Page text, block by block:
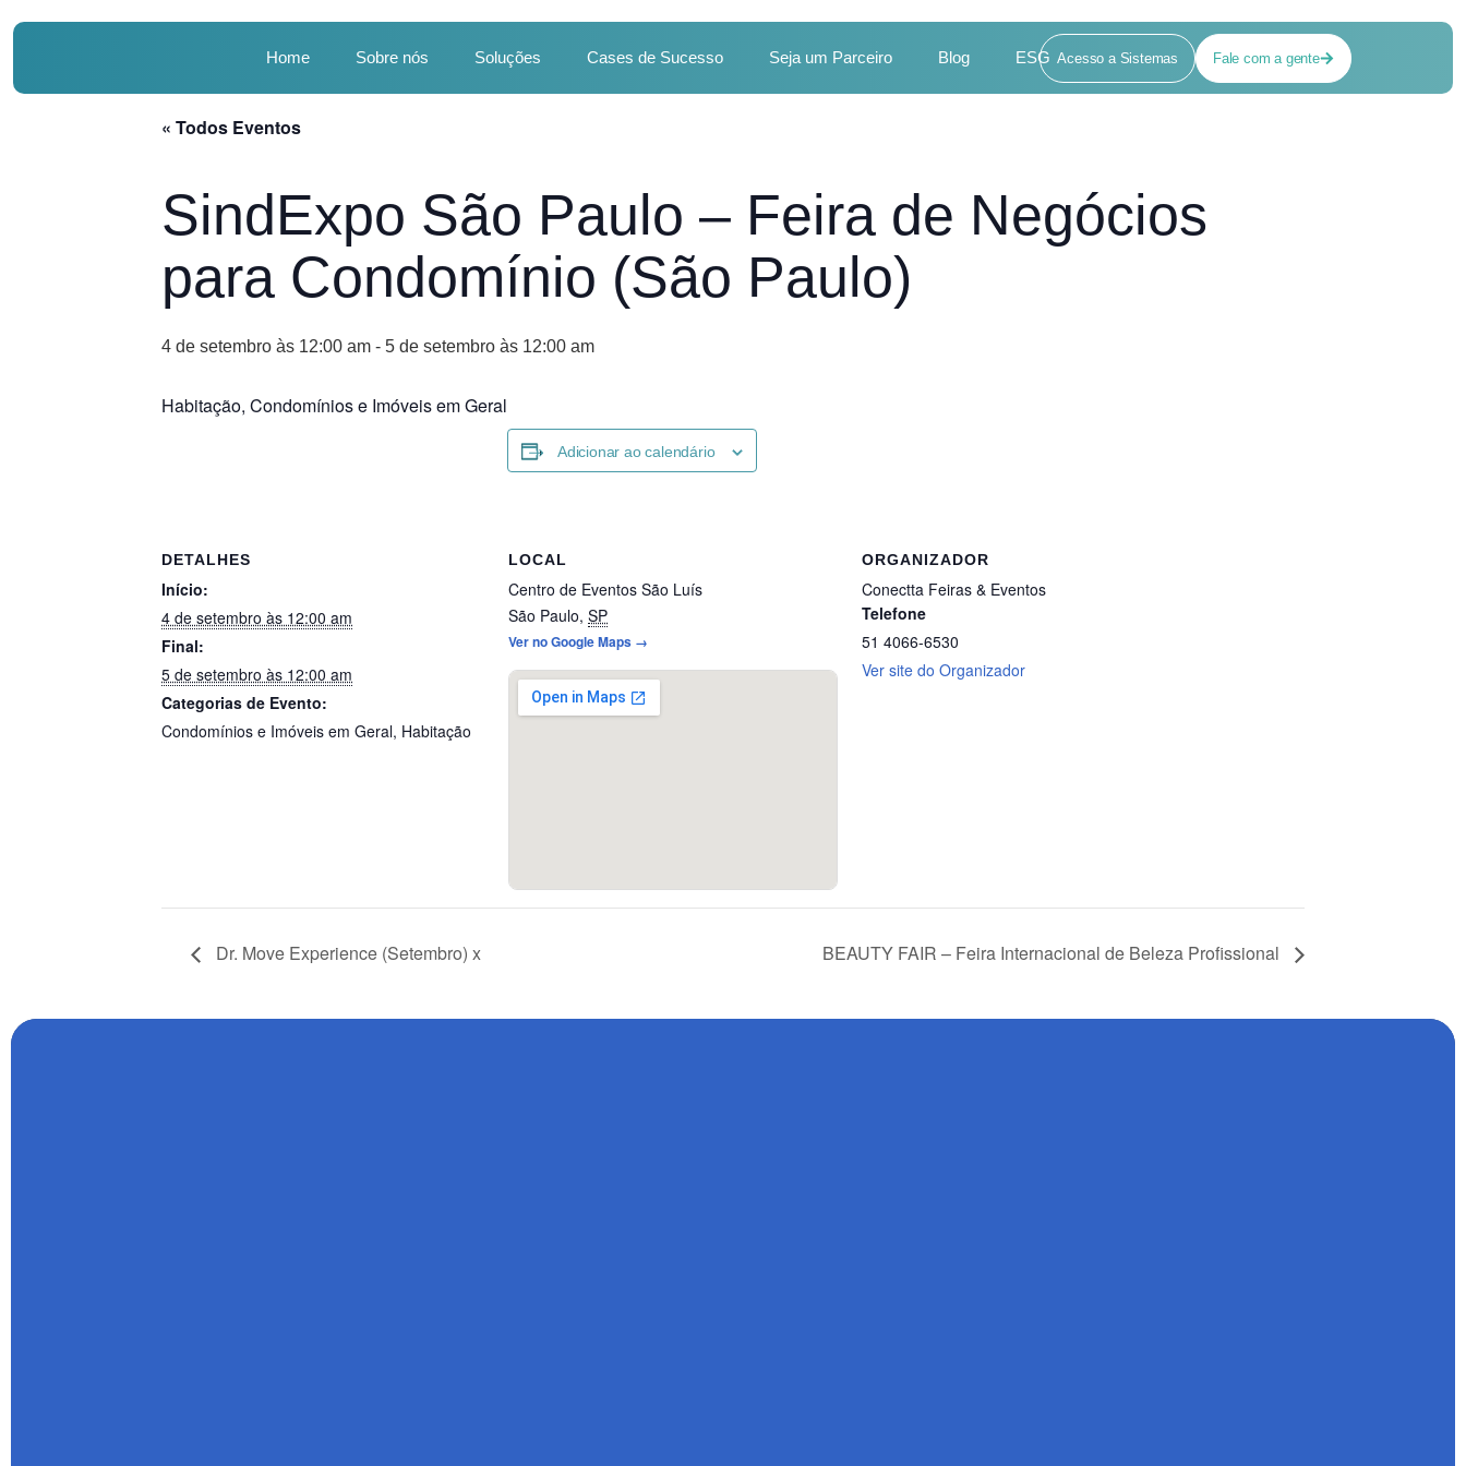
Home Sobre nós Soluções Cases de Sucesso Seja um Parceiro Blog ESG Acesso a Sistemas Fale com a gente
« Todos Eventos
SindExpo São Paulo – Feira de Negócios
para Condomínio (São Paulo)
4 de setembro às 12:00 am - 5 de setembro às 12:00 am
Habitação, Condomínios e Imóveis em Geral
Adicionar ao calendário
DETALHES
Início:
4 de setembro às 12:00 am
Final:
5 de setembro às 12:00 am
Categorias de Evento:
Condomínios e Imóveis em Geral, Habitação
LOCAL
Centro de Eventos São Luís
São Paulo, SP
Ver no Google Maps →
ORGANIZADOR
Conectta Feiras & Eventos
Telefone
51 4066-6530
Ver site do Organizador
Dr. Move Experience (Setembro) x BEAUTY FAIR – Feira Internacional de Beleza Profissional